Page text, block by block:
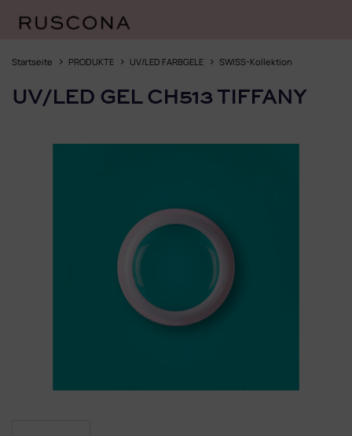
InhaltStartseite PRODUKTE UV/LED FARBGELE SWISS-Kollektion
UV/LED GEL CH513 TIFFANY